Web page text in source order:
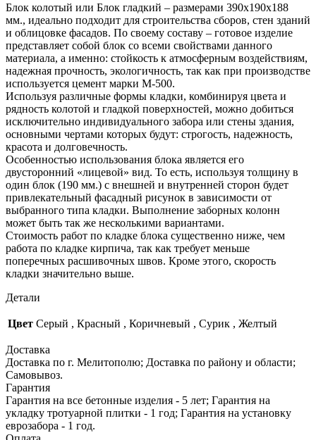
Блок колотый или Блок гладкий – размерами 390х190х188
мм., идеально подходит для строительства сборов, стен зданий
и облицовке фасадов. По своему составу – готовое изделие
представляет собой блок со всеми свойствами данного
материала, а именно: стойкость к атмосферным воздействиям,
надежная прочность, экологичность, так как при производстве
используется цемент марки М-500.
Используя различные формы кладки, комбинируя цвета и
рядность колотой и гладкой поверхностей, можно добиться
исключительно индивидуального забора или стены здания,
основными чертами которых будут: строгость, надежность,
красота и долговечность.
Особенностью использования блока является его
двусторонний «лицевой» вид. То есть, используя толщину в
один блок (190 мм.) с внешней и внутренней сторон будет
привлекательный фасадный рисунок в зависимости от
выбранного типа кладки. Выполнение заборных колонн
может быть так же несколькими вариантами.
Стоимость работ по кладке блока существенно ниже, чем
работа по кладке кирпича, так как требует меньше
поперечных расшивочных швов. Кроме этого, скорость
кладки значительно выше.
Детали
Цвет Серый , Красный , Коричневый , Сурик , Желтый
Доставка
Доставка по г. Мелитополю; Доставка по району и области;
Самовывоз.
Гарантия
Гарантия на все бетонные изделия - 5 лет; Гарантия на
укладку тротуарной плитки - 1 год; Гарантия на установку
еврозабора - 1 год.